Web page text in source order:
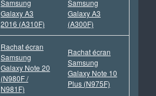
Samsung
Galaxy A3
2016 (A310F)
Samsung
Galaxy A3
(A300F)
Rachat écran
Samsung
Galaxy Note 20
(N980F /
N981F)
Rachat écran
Samsung
Galaxy Note 10
Plus (N975F)